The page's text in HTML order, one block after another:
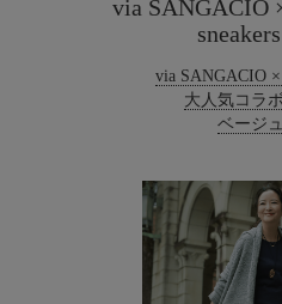
via SANGACIO
via SANGACIO ×
大人気コラ
ベージ